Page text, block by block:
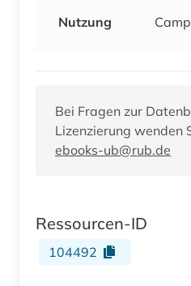
Nutzung
Bei Fragen zur
Lizenzierung wenden
ebooks-ub@rub.de
Ressourcen-ID
104492